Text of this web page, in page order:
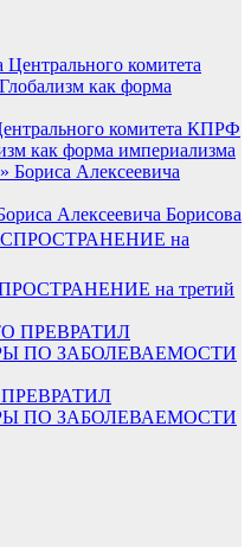
комитета КПРФ
как форма империализма
Алексеевича Борисова
на третий
ПО ЗАБОЛЕВАЕМОСТИ